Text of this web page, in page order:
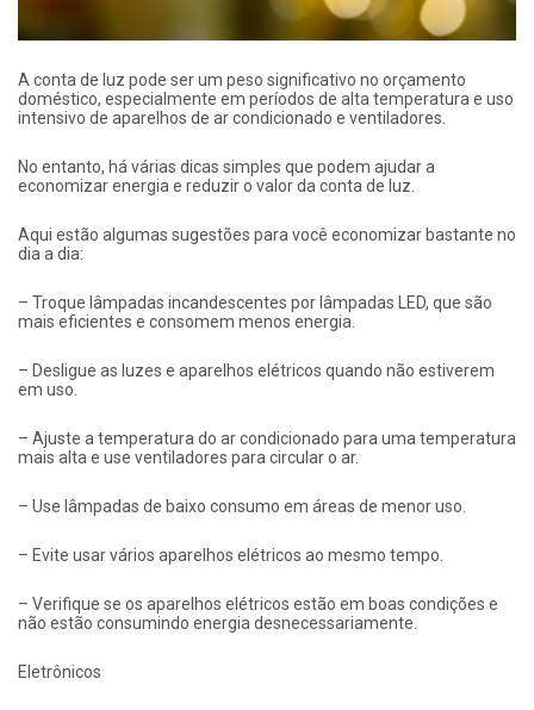
A conta de luz pode ser um peso significativo no orçamento
doméstico, especialmente em períodos de alta temperatura e uso
intensivo de aparelhos de ar condicionado e ventiladores.
No entanto, há várias dicas simples que podem ajudar a
economizar energia e reduzir o valor da conta de luz.
Aqui estão algumas sugestões para você economizar bastante no
dia a dia:
– Troque lâmpadas incandescentes por lâmpadas LED, que são
mais eficientes e consomem menos energia.
– Desligue as luzes e aparelhos elétricos quando não estiverem
em uso.
– Ajuste a temperatura do ar condicionado para uma temperatura
mais alta e use ventiladores para circular o ar.
– Use lâmpadas de baixo consumo em áreas de menor uso.
– Evite usar vários aparelhos elétricos ao mesmo tempo.
– Verifique se os aparelhos elétricos estão em boas condições e
não estão consumindo energia desnecessariamente.
Eletrônicos